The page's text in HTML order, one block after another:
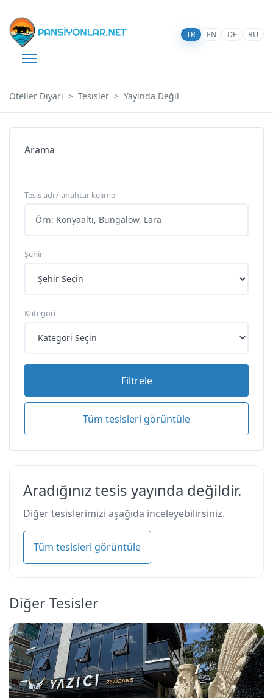
TR EN DE RU
Oteller Diyarı Tesisler Yayında Değil
Arama
Tesis adı / anahtar kelime
Şehir
Kategori
Filtrele
Tüm tesisleri görüntüle
Aradığınız tesis yayında değildir.
Diğer tesislerimizi aşağıda inceleyebilirsiniz.
Tüm tesisleri görüntüle
Diğer Tesisler